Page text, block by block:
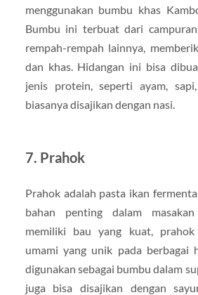
menggunakan bumbu khas
Bumbu ini terbuat dari
rempah-rempah lainnya,
dan khas. Hidangan ini bisa
jenis protein, seperti ayam,
biasanya disajikan dengan nasi.
7. Prahok
Prahok adalah pasta ikan
bahan penting dalam
memiliki bau yang kuat, prahok
umami yang unik pada berbagai
digunakan sebagai bumbu dalam
juga bisa disajikan dengan